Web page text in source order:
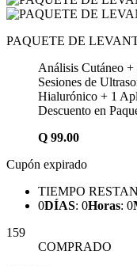
PAQUETE DE
Análisis Cutáneo +
Sesiones de
Hialurónico + 1
Descuento en
Q 99.00
Cupón expirado
TIEMPO
0DÍAS: 0Horas: 0
159
COMPRADO